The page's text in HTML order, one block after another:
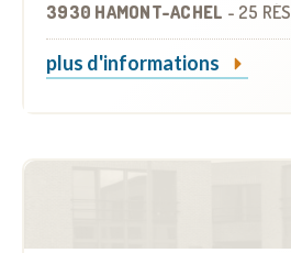
3930 HAMONT-ACHEL - 25
plus d'informations